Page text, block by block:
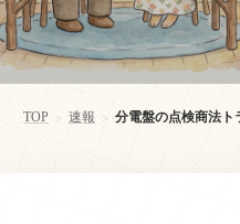
TOP > 速報 > 分電盤の点検商法ト